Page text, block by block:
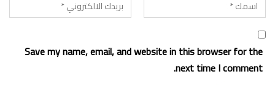
Save my name, email, and website in this browser for the
next time I comment.